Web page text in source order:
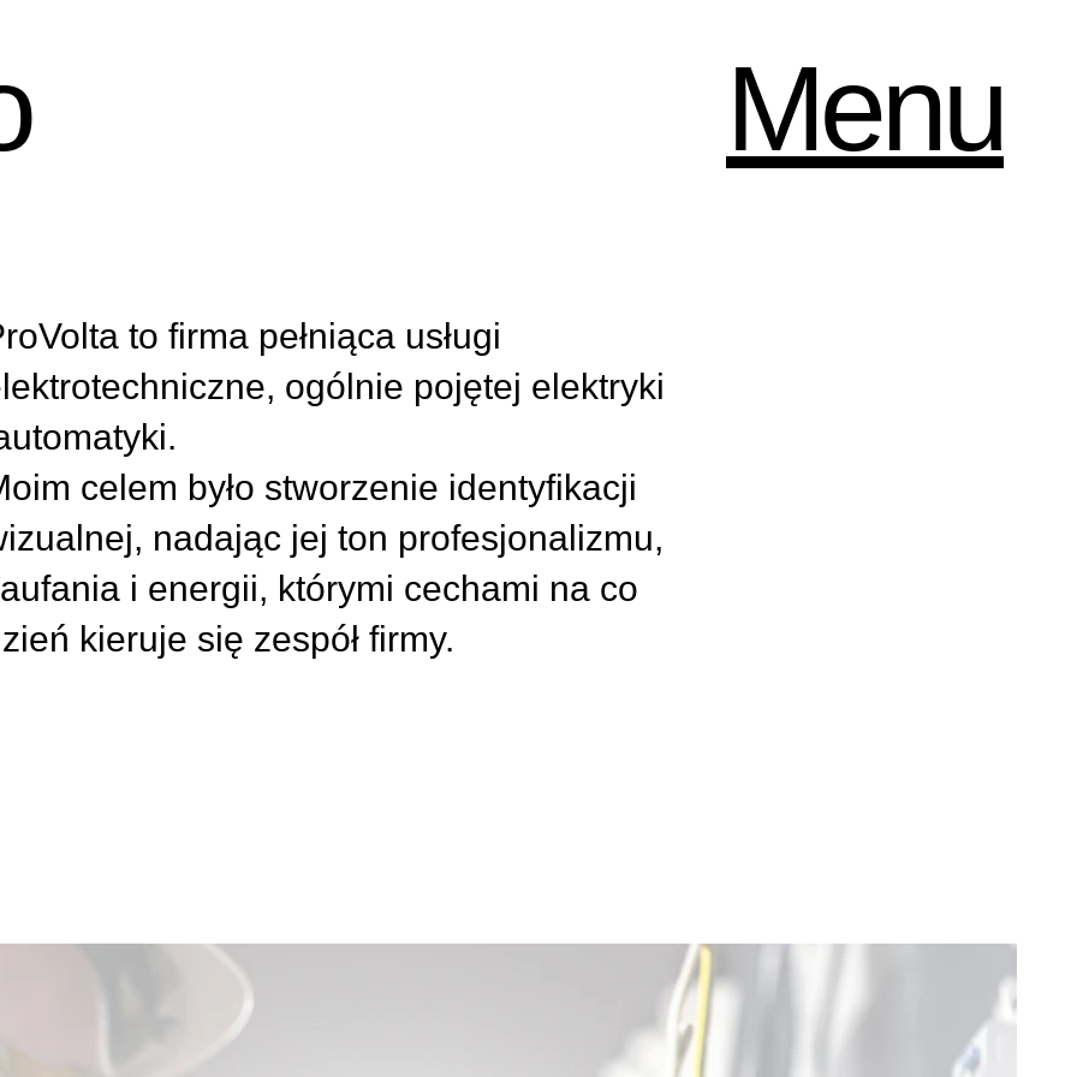
Menu
to firma pełniąca usługi
ogólnie pojętej elektryki
celem było stworzenie identyfikacji
nadając jej ton profesjonalizmu,
i energii, którymi cechami na co
kieruje się zespół firmy.